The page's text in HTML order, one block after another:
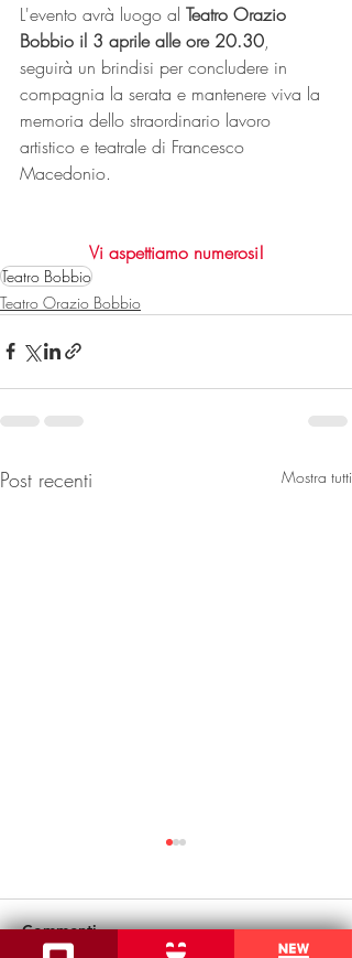
L'evento avrà luogo al Teatro Orazio
Bobbio il 3 aprile alle ore 20.30,
seguirà un brindisi per concludere in
compagnia la serata e mantenere viva la
memoria dello straordinario lavoro
artistico e teatrale di Francesco
Macedonio.
Vi aspettiamo numerosi!
Teatro Bobbio
Teatro Orazio Bobbio
Post recenti Mostra tutti
Commenti